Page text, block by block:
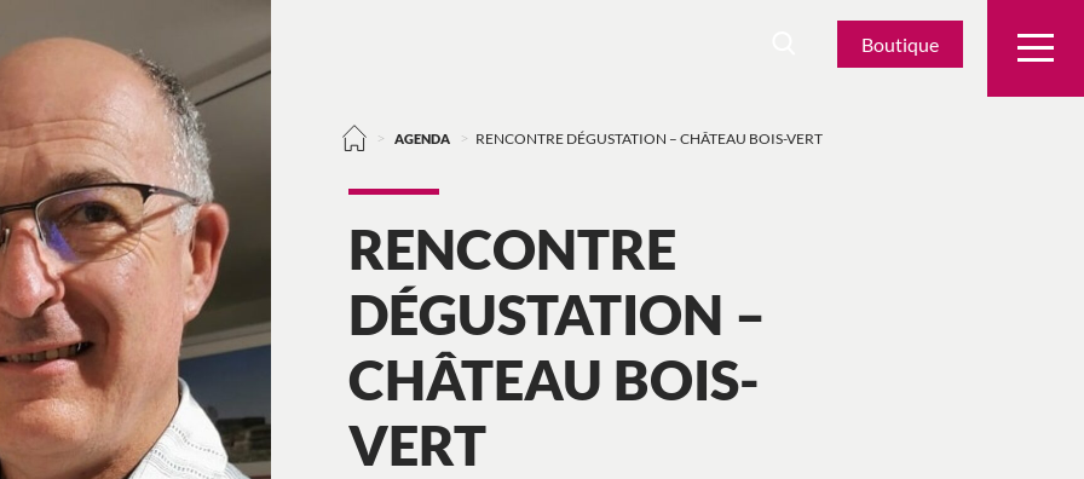
Boutique
> AGENDA > RENCONTRE DÉGUSTATION – CHÂTEAU BOIS-VERT
RENCONTRE
DÉGUSTATION –
CHÂTEAU BOIS-
VERT